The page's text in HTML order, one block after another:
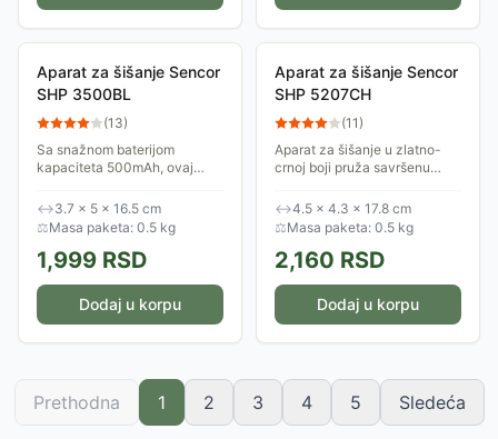
Aparat za šišanje Sencor
SHP 3500BL
(13)
Sa snažnom baterijom
kapaciteta 500mAh, ovaj
minuta rada bez potrebe za
kablom, pružajući slobodu i
fleksibilnost pri upotrebi.
↔3.7 × 5 × 16.5 cm
⚖Masa paketa: 0.5 kg
1,999 RSD
Dodaj u korpu
Aparat za šišanje Sencor
SHP 5207CH
(11)
Aparat za šišanje u zlatno-
crnoj boji pruža savršenu
uz 38 podesivih nivoa dužine.
↔4.5 × 4.3 × 17.8 cm
⚖Masa paketa: 0.5 kg
2,160 RSD
Dodaj u korpu
Prethodna 1 2 3 4 5 Sledeća